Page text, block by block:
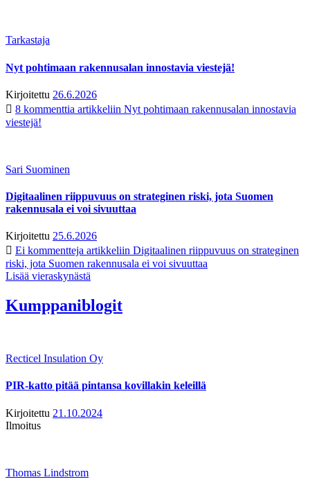
Tarkastaja
Nyt pohtimaan rakennusalan innostavia viestejä!
Kirjoitettu 26.6.2026
8 kommenttia artikkeliin Nyt pohtimaan rakennusalan innostavia
viestejä!
Sari Suominen
Digitaalinen riippuvuus on strateginen riski, jota Suomen
rakennusala ei voi sivuuttaa
Kirjoitettu 25.6.2026
Ei kommentteja artikkeliin Digitaalinen riippuvuus on strateginen
riski, jota Suomen rakennusala ei voi sivuuttaa
Lisää vieraskynästä
Kumppaniblogit
Recticel Insulation Oy
PIR-katto pitää pintansa kovillakin keleillä
Kirjoitettu 21.10.2024
Ilmoitus
Thomas Lindstrom